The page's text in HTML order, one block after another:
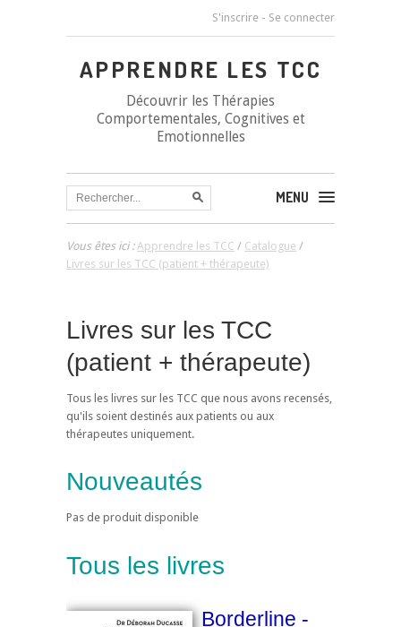
S'inscrire - Se connecter
APPRENDRE LES TCC
Découvrir les Thérapies
Comportementales, Cognitives et
Emotionnelles
MENU
Vous êtes ici :Apprendre les TCC / Catalogue /
Livres sur les TCC (patient + thérapeute)
Livres sur les TCC
(patient + thérapeute)
Tous les livres sur les TCC que nous avons recensés,
qu'ils soient destinés aux patients ou aux
thérapeutes uniquement.
Nouveautés
Pas de produit disponible
Tous les livres
Borderline -